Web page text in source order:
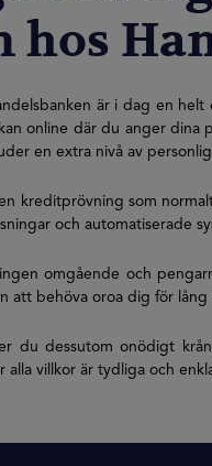
hos
är i dag en
online där du anger dina
en extra nivå av
kreditprövning som
och
omgående och
att behöva oroa dig för lång
du dessutom onödigt
villkor är tydliga och